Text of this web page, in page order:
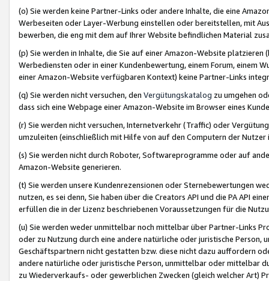
(o) Sie werden keine Partner-Links oder andere Inhalte, die eine
Werbeseiten oder Layer-Werbung einstellen oder bereitstellen, mit
bewerben, die eng mit dem auf Ihrer Website befindlichen Material
(p) Sie werden in Inhalte, die Sie auf einer Amazon-Website
Werbediensten oder in einer Kundenbewertung, einem Forum, einem
einer Amazon-Website verfügbaren Kontext) keine Partner-Links
(q) Sie werden nicht versuchen, den Vergütungskatalog zu umgehen
dass sich eine Webpage einer Amazon-Website im Browser eines
(r) Sie werden nicht versuchen, Internetverkehr (Traffic) oder
umzuleiten (einschließlich mit Hilfe von auf den Computern der
(s) Sie werden nicht durch Roboter, Softwareprogramme oder auf
Amazon-Website generieren.
(t) Sie werden unsere Kundenrezensionen oder Sternebewertungen
nutzen, es sei denn, Sie haben über die Creators API und die PA API
erfüllen die in der Lizenz beschriebenen Voraussetzungen für die
(u) Sie werden weder unmittelbar noch mittelbar über Partner-Links
oder zu Nutzung durch eine andere natürliche oder juristische
Geschäftspartnern nicht gestatten bzw. diese nicht dazu auffordern
andere natürliche oder juristische Person, unmittelbar oder mittelbar
zu Wiederverkaufs- oder gewerblichen Zwecken (gleich welcher Art)